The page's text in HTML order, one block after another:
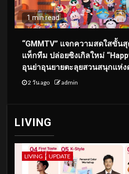
1 min read
“GMMTV” แจกความสดใสขั้น
แท็กทีม ปล่อยซิงเกิลใหม่
อุนย่าอุนยายตะลุยสวนสนุกแห่
2 วัน ago admin
LIVING
LIVING UPDATE